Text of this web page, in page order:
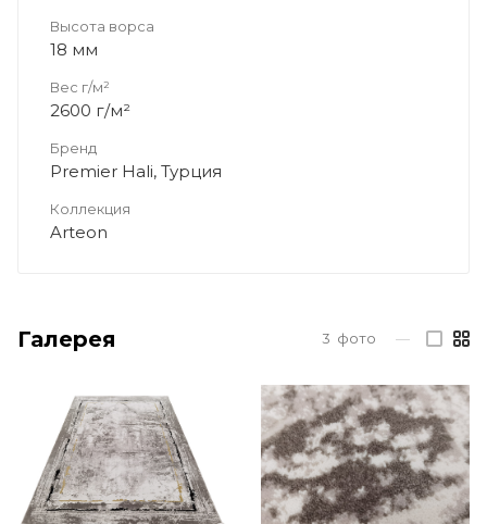
Высота ворса
18 мм
Вес г/м²
2600 г/м²
Бренд
Premier Hali, Турция
Коллекция
Arteon
Галерея 3 фото —